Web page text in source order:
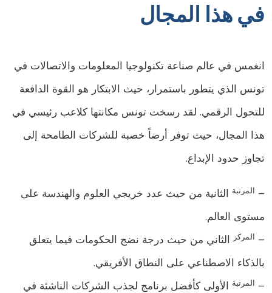
هذا المجال
في عالم صناعة تكنولوجيا المعلومات والاتصالات في
الذي يتطور باستمرار، حيث الابتكار هو القوة الدافعة
الرقمي. لقد رسخت تونس مكانتها كلاعب رئيسي في
المجال، حيث توفر أرضاً خصبة للشركات الطامحة إلى
حدود الإبداع.
المرتبةالثانية من حيث عدد خريجي العلوم والهندسة على
العالم.
المركزالثاني من حيث درجة نضج الحكومات فيما يتعلق
الاصطناعي على النطاق الأفريقي.
المرتبةالأولى كأفضل برنامج لجذب الشركات الناشئة في